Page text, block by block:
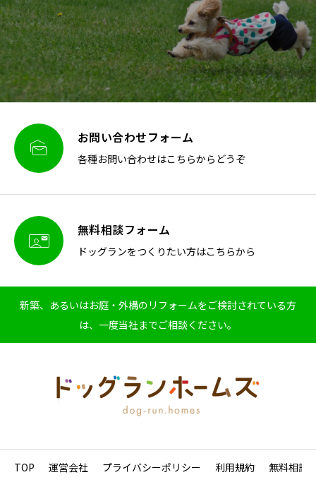
 お問い合わせフォーム
各種お問い合わせはこちらからどうぞ
 無料相談フォーム
ドッグランをつくりたい方はこちらから
新築、あるいはお庭・外構のリフォームをご検討されている方
は、一度当社までご相談ください。
TOP 運営会社 プライバシーポリシー 利用規約 無料相談